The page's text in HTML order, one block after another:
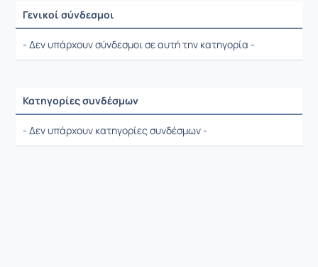
Γενικοί σύνδεσμοι
Ρυθμίσεις επιλογής / Αποτελέσματα
- Δεν υπάρχουν σύνδεσμοι σε αυτή την κατηγορία -
Κατηγορίες συνδέσμων
Ρυθμίσεις επιλογής / Αποτελέσματα
- Δεν υπάρχουν κατηγορίες συνδέσμων -